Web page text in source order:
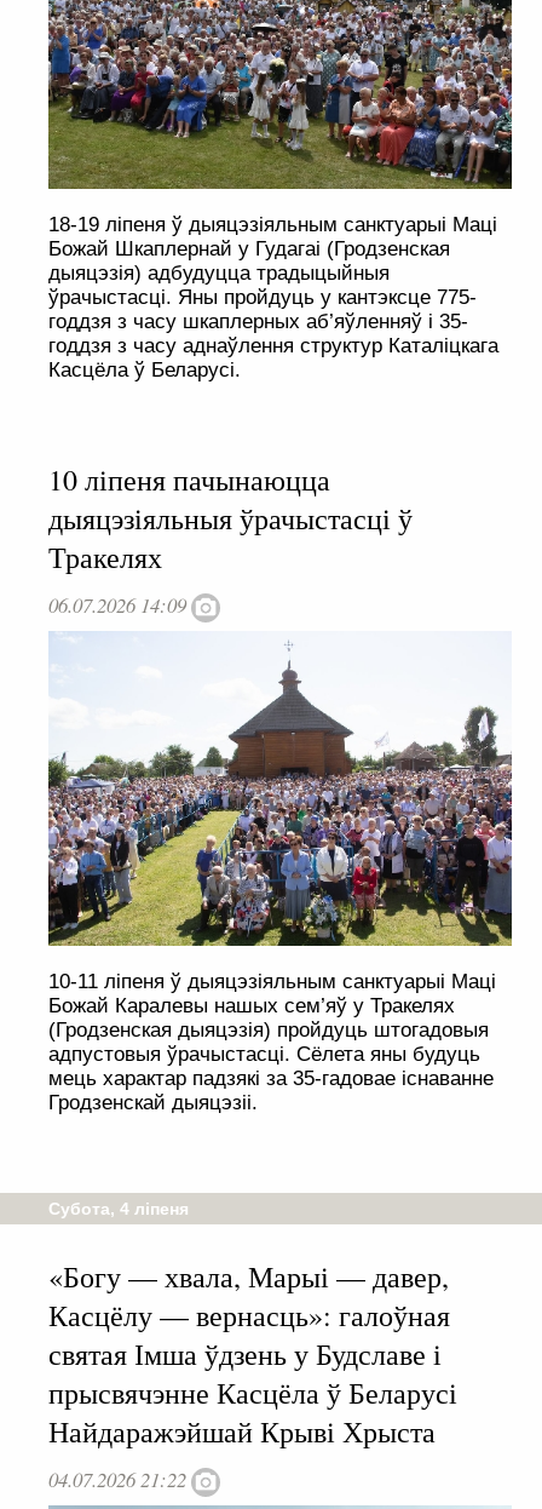
18-19 ліпеня ў дыяцэзіяльным санктуарыі Маці
Божай Шкаплернай у Гудагаі (Гродзенская
дыяцэзія) адбудуцца традыцыйныя
ўрачыстасці. Яны пройдуць у кантэксце 775-
годдзя з часу шкаплерных аб’яўленняў і 35-
годдзя з часу аднаўлення структур Каталіцкага
Касцёла ў Беларусі.
10 ліпеня пачынаюцца
дыяцэзіяльныя ўрачыстасці ў
Тракелях
06.07.2026 14:09
10-11 ліпеня ў дыяцэзіяльным санктуарыі Маці
Божай Каралевы нашых сем’яў у Тракелях
(Гродзенская дыяцэзія) пройдуць штогадовыя
адпустовыя ўрачыстасці. Сёлета яны будуць
мець характар падзякі за 35-гадовае існаванне
Гродзенскай дыяцэзіі.
Субота, 4 ліпеня
«Богу — хвала, Марыі — давер,
Касцёлу — вернасць»: галоўная
святая Імша ўдзень у Будславе і
прысвячэнне Касцёла ў Беларусі
Найдаражэйшай Крыві Хрыста
04.07.2026 21:22